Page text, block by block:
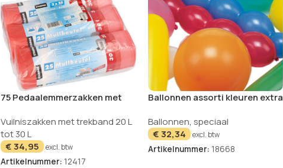
75 Pedaalemmerzakken met
cm rood 17 my
Vuilniszakken met trekband 20 L
tot 30 L
€34,95 excl. btw
Artikelnummer: 12417
Ballonnen assorti kleuren extra
Ballonnen, speciaal
€32,34 excl. btw
Artikelnummer: 18668